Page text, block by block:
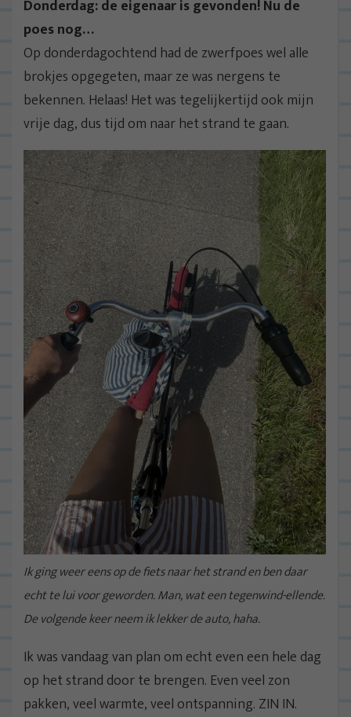
Donderdag: de eigenaar is gevonden! Nu de
poes nog…
Op donderdagochtend had de zwerfpoes wel alle
brokjes opgegeten, maar ze was nergens te
bekennen. Helaas! Het was tegelijkertijd ook mijn
vrije dag, dus tijd om naar het strand te gaan.
Ik ging weer eens op de fiets naar het strand en ben daar
echt te lui voor geworden. Man, wat een tegenwind-ellende.
De volgende keer neem ik lekker de auto, haha.
Ik was vandaag van plan om echt even een hele dag
op het strand door te brengen. Even veel zon
pakken, veel warmte, veel ontspanning. ZIN IN.